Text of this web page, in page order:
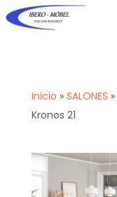
Inicio » SALONES »
Kronos 21